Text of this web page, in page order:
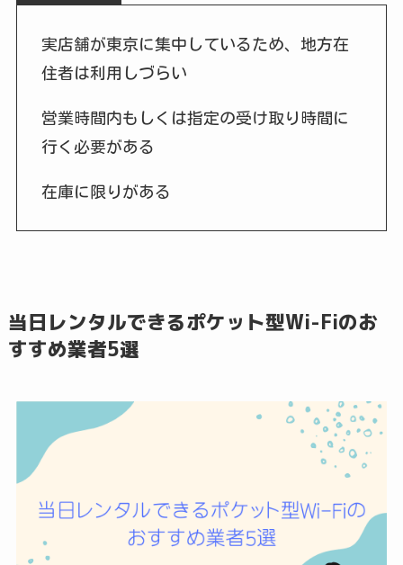
実店舗が東京に集中しているため、地方在
住者は利用しづらい
営業時間内もしくは指定の受け取り時間に
行く必要がある
在庫に限りがある
当日レンタルできるポケット型Wi-Fiのお
すすめ業者5選